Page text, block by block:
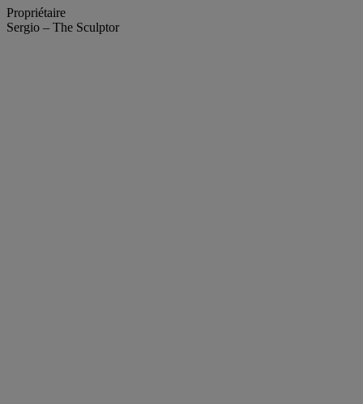
Propriétaire
Sergio – The Sculptor